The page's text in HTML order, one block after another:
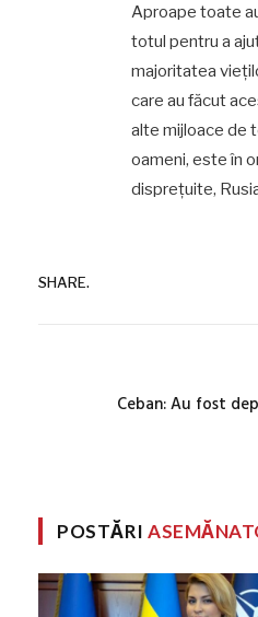
Aproape toate
totul pentru a
majoritatea
care au făcut
alte mijloace de
oameni, este în
dispreţuite,
SHARE.
Ceban: Au fost
POSTĂRI